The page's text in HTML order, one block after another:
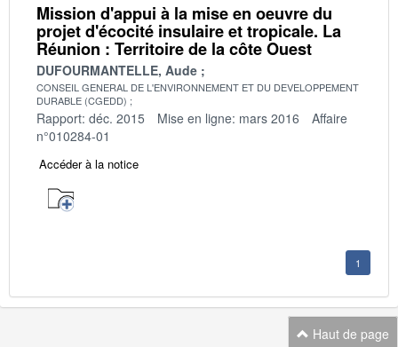
Mission d'appui à la mise en oeuvre du
projet d'écocité insulaire et tropicale. La
Réunion : Territoire de la côte Ouest
DUFOURMANTELLE, Aude
CONSEIL GENERAL DE L'ENVIRONNEMENT ET DU DEVELOPPEMENT
DURABLE (CGEDD)
Rapport: déc. 2015 Mise en ligne: mars 2016
Affaire
n°010284-01
Accéder à la notice
1
Haut de page